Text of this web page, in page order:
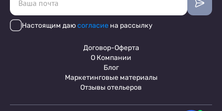
Настоящим даюсогласие на рассылку
Договор-Оферта
О Компании
Блог
Маркетинговые материалы
Отзывы отельеров